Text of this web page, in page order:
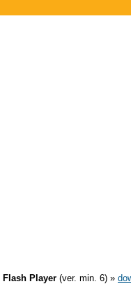
Flash Player (ver. min. 6) »